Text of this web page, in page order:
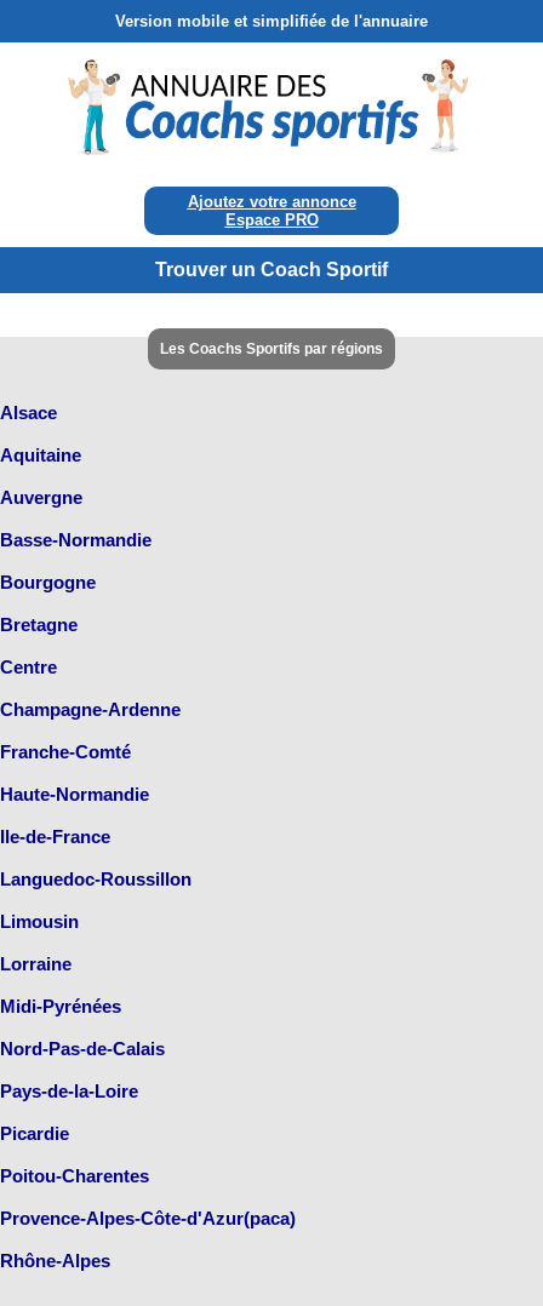
Version mobile et simplifiée de l'annuaire
Ajoutez votre annonce
Espace PRO
Trouver un Coach Sportif
Les Coachs Sportifs par régions
Alsace
Aquitaine
Auvergne
Basse-Normandie
Bourgogne
Bretagne
Centre
Champagne-Ardenne
Franche-Comté
Haute-Normandie
Ile-de-France
Languedoc-Roussillon
Limousin
Lorraine
Midi-Pyrénées
Nord-Pas-de-Calais
Pays-de-la-Loire
Picardie
Poitou-Charentes
Provence-Alpes-Côte-d'Azur(paca)
Rhône-Alpes